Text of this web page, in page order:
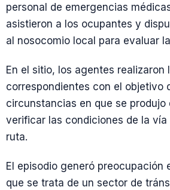
personal de emergencias
asistieron a los ocupantes y
al nosocomio local para evaluar
En el sitio, los agentes realizaron
correspondientes con el objetivo
circunstancias en que se
verificar las condiciones de la vía
ruta.
El episodio generó preocupación
que se trata de un sector de